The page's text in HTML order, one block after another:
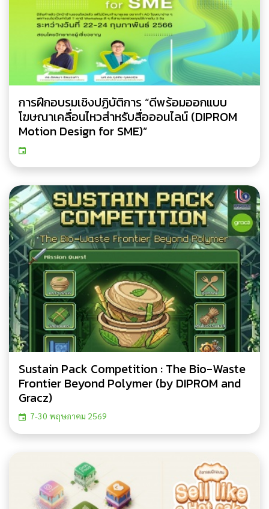
การฝึกอบรมเชิงปฏิบัติการ “ดีพร้อมออกแบบ
โฆษณาเคลื่อนไหวสำหรับสื่อออนไลน์ (DIPROM
Motion Design for SME)”
Sustain Pack Competition : The Bio-Waste
Frontier Beyond Polymer (by DIPROM and
Gracz)
7-30 พฤษภาคม 2569